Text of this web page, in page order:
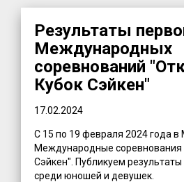
Результаты
Международных
соревнований
Кубок Сэйкен"
17.02.2024
С 15 по 19 февраля 2024 года в
Международные соревнования
Сэйкен". Публикуем
среди юношей и девушек.